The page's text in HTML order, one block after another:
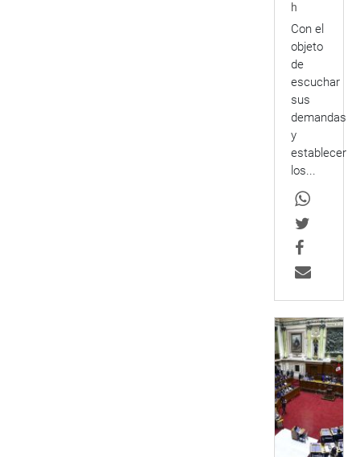
h
Con el
objeto
de
escuchar
sus
demandas
y
establecer
los...